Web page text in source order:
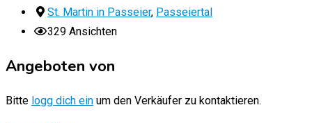
St. Martin in Passeier, Passeiertal
329 Ansichten
Angeboten von
Bitte logg dich ein um den Verkäufer zu kontaktieren.